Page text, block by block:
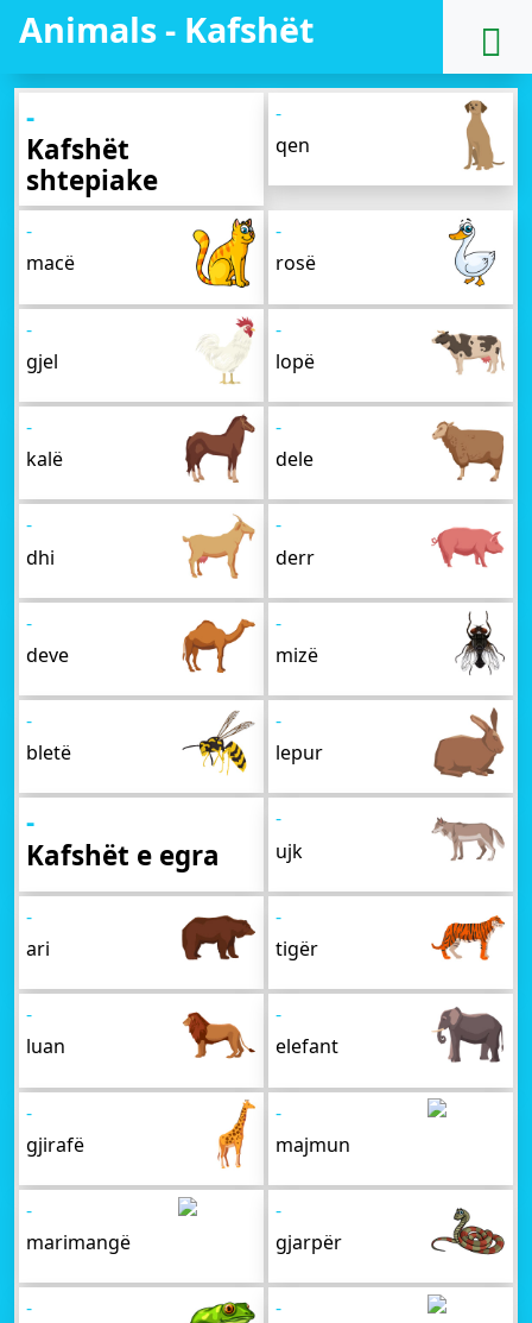
Animals - Kafshët
-
Kafshët
shtepiake
-
qen
-
macë
-
rosë
-
gjel
-
lopë
-
kalë
-
dele
-
dhi
-
derr
-
deve
-
mizë
-
bletë
-
lepur
-
Kafshët e egra
-
ujk
-
ari
-
tigër
-
luan
-
elefant
-
gjirafë
-
majmun
-
marimangë
-
gjarpër
-
-